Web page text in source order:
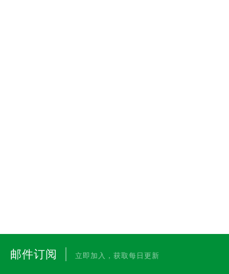
邮件订阅 | 立即加入，获取每日更新